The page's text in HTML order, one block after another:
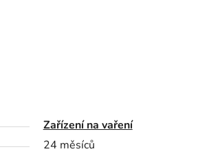
Zařízení na vaření
24 měsíců